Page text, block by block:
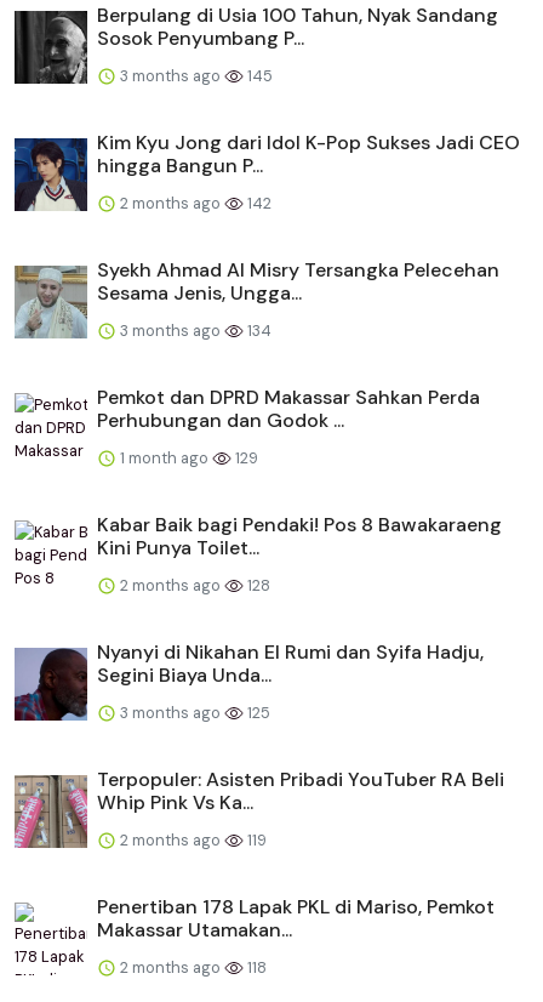
Berpulang di Usia 100 Tahun, Nyak Sandang
Sosok Penyumbang P...
3 months ago 145
Kim Kyu Jong dari Idol K-Pop Sukses Jadi CEO
hingga Bangun P...
2 months ago 142
Syekh Ahmad Al Misry Tersangka Pelecehan
Sesama Jenis, Ungga...
3 months ago 134
Pemkot dan DPRD Makassar Sahkan Perda
Perhubungan dan Godok ...
1 month ago 129
Kabar Baik bagi Pendaki! Pos 8 Bawakaraeng
Kini Punya Toilet...
2 months ago 128
Nyanyi di Nikahan El Rumi dan Syifa Hadju,
Segini Biaya Unda...
3 months ago 125
Terpopuler: Asisten Pribadi YouTuber RA Beli
Whip Pink Vs Ka...
2 months ago 119
Penertiban 178 Lapak PKL di Mariso, Pemkot
Makassar Utamakan...
2 months ago 118